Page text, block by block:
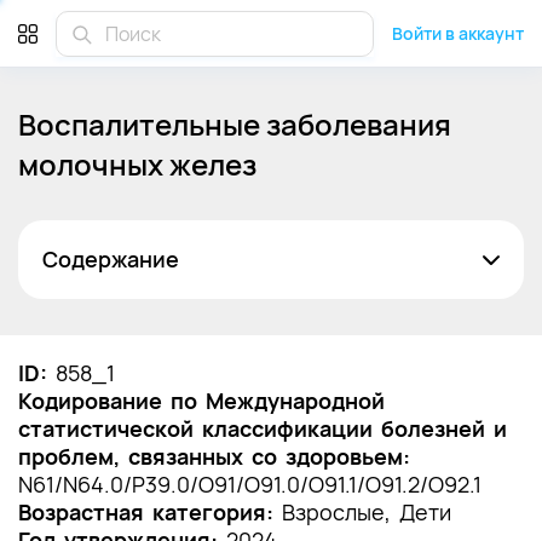
Войти в аккаунт
Воспалительные заболевания
молочных желез
Содержание
1. Краткая информация по заболеванию или
состоянию (группы заболеваний или
состояний)
1.1 Определение заболевания или состояния
(группы заболеваний или состояний)
ID: 858_1
Кодирование по Международной
статистической классификации болезней и
проблем, связанных со здоровьем:
N61/N64.0/P39.0/O91/O91.0/O91.1/O91.2/O92.1
Возрастная категория: Взрослые, Дети